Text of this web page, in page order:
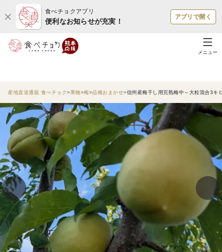
食べチョクアプリ
便利なお知らせが充実！
アプリで開く
メニュー
産地直送通販 食べチョク 果物 梅 品種おまかせ 信州産梅干し用完熟梅中～大粒混合3キ